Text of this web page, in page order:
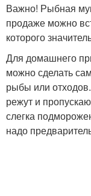
Важно! Рыбная
продаже можно
которого
Для домашнего
можно сделать
рыбы или
режут и
слегка
надо